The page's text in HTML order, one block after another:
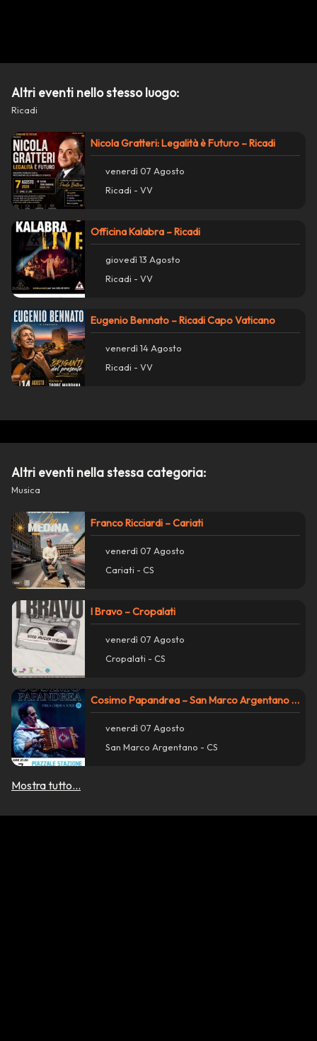
Azioni close
Condividi su WhatsApp
report_problem Segnala un problema con questo evento
Altri eventi nello stesso luogo:
Ricadi
Nicola Gratteri: Legalità è Futuro – Ricadi
venerdì 07 Agosto
Ricadi - VV
Officina Kalabra – Ricadi
giovedì 13 Agosto
Ricadi - VV
Eugenio Bennato – Ricadi Capo Vaticano
venerdì 14 Agosto
Ricadi - VV
Altri eventi nella stessa categoria:
Musica
Franco Ricciardi – Cariati
venerdì 07 Agosto
Cariati - CS
I Bravo – Cropalati
venerdì 07 Agosto
Cropalati - CS
Cosimo Papandrea – San Marco Argentano Scalo
venerdì 07 Agosto
San Marco Argentano - CS
Mostra tutto...